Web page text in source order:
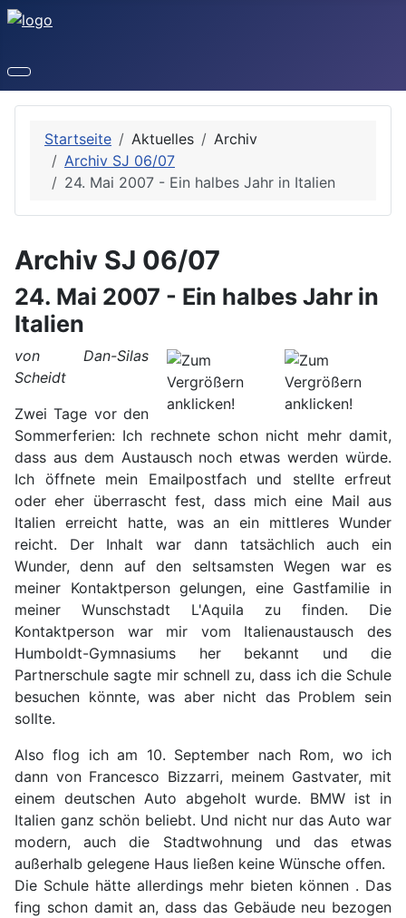
Startseite Aktuelles
Archiv
Archiv SJ 06/07
24. Mai 2007 - Ein halbes Jahr in Italien
Archiv SJ 06/07
24. Mai 2007 - Ein halbes Jahr in
Italien
von Dan-Silas
Scheidt
Zwei Tage vor den
Sommerferien: Ich rechnete schon nicht mehr damit,
dass aus dem Austausch noch etwas werden würde.
Ich öffnete mein Emailpostfach und stellte erfreut
oder eher überrascht fest, dass mich eine Mail aus
Italien erreicht hatte, was an ein mittleres Wunder
reicht. Der Inhalt war dann tatsächlich auch ein
Wunder, denn auf den seltsamsten Wegen war es
meiner Kontaktperson gelungen, eine Gastfamilie in
meiner Wunschstadt L'Aquila zu finden. Die
Kontaktperson war mir vom Italienaustausch des
Humboldt-Gymnasiums her bekannt und die
Partnerschule sagte mir schnell zu, dass ich die Schule
besuchen könnte, was aber nicht das Problem sein
sollte.
Also flog ich am 10. September nach Rom, wo ich
dann von Francesco Bizzarri, meinem Gastvater, mit
einem deutschen Auto abgeholt wurde. BMW ist in
Italien ganz schön beliebt. Und nicht nur das Auto war
modern, auch die Stadtwohnung und das etwas
außerhalb gelegene Haus ließen keine Wünsche offen.
Die Schule hätte allerdings mehr bieten können . Das
fing schon damit an, dass das Gebäude neu bezogen